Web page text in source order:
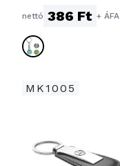
LEMEZZEL
nettó 386 Ft + ÁFA
MK1005